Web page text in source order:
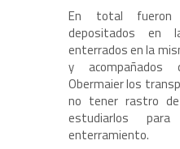
En total fueron
depositados en
enterrados en la
y acompañados
Obermaier los
no tener rastro
estudiarlos
enterramiento.